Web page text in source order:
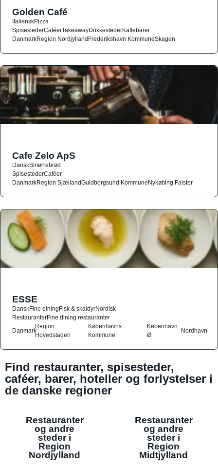
Golden Café
ItalienskPizza
SpisestederCaféerTakeawayDrikkestederKaffebarer
DanmarkRegion NordjyllandFrederikshavn KommuneSkagen
Cafe Zelo ApS
DanskSmørrebrød
SpisestederCaféer
DanmarkRegion SjællandGuldborgsund KommuneNykøbing Falster
ESSE
DanskFine diningFisk & skaldyrNordisk
RestauranterFine dining restauranter
Danmark
Region
Hovedstaden
Københavns
Kommune
København
Ø
Nordhavn
Find restauranter, spisesteder,
caféer, barer, hoteller og forlystelser i
de danske regioner
Restauranter
og andre
steder i
Region
Nordjylland
Restauranter
og andre
steder i
Region
Midtjylland